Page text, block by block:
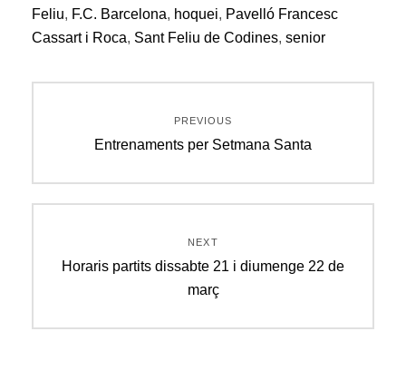
Feliu, F.C. Barcelona, hoquei, Pavelló Francesc
Cassart i Roca, Sant Feliu de Codines, senior
d'entrades
PREVIOUS
Previous
Entrenaments per Setmana Santa
NEXT
Next
Horaris partits dissabte 21 i diumenge 22 de
març